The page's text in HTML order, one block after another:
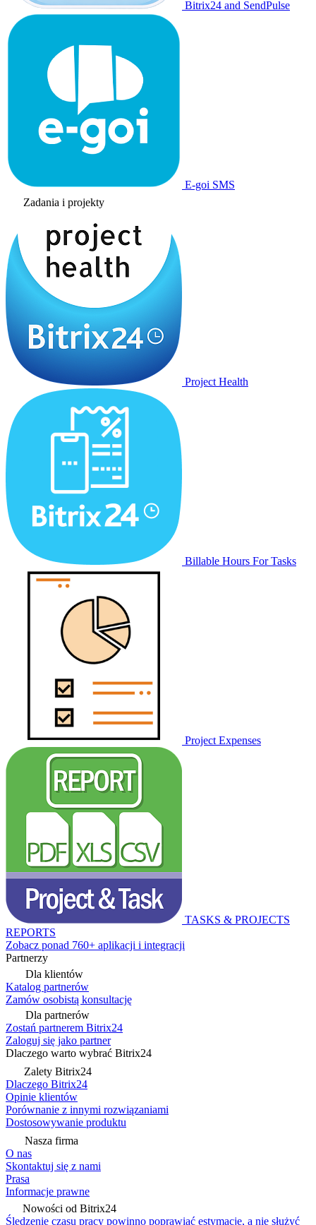
Bitrix24 and SendPulse
E-goi SMS
Zadania i projekty
Project Health
Billable Hours For Tasks
Project Expenses
TASKS & PROJECTS
REPORTS
Zobacz ponad 760+ aplikacji i integracji
Partnerzy
Dla klientów
Katalog partnerów
Zamów osobistą konsultację
Dla partnerów
Zostań partnerem Bitrix24
Zaloguj się jako partner
Dlaczego warto wybrać Bitrix24
Zalety Bitrix24
Dlaczego Bitrix24
Opinie klientów
Porównanie z innymi rozwiązaniami
Dostosowywanie produktu
Nasza firma
O nas
Skontaktuj się z nami
Prasa
Informacje prawne
Nowości od Bitrix24
Śledzenie czasu pracy powinno poprawiać estymacje, a nie służyć